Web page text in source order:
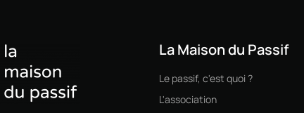
La Maison du Passif
Le passif, c'est quoi ?
L'association